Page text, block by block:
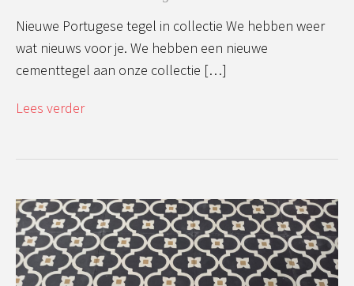
Nieuwe Portugese tegel in collectie We hebben weer
wat nieuws voor je. We hebben een nieuwe
cementtegel aan onze collectie […]
Lees verder